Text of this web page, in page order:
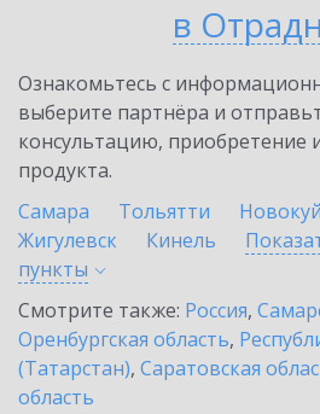
в
Ознакомьтесь с
выберите партнёра и
консультацию, приобретение
продукта.
Самара
Тольятти
Жигулевск
Кинель
пункты
Смотрите также: Россия,
Оренбургская область,
(Татарстан), Саратовская
область